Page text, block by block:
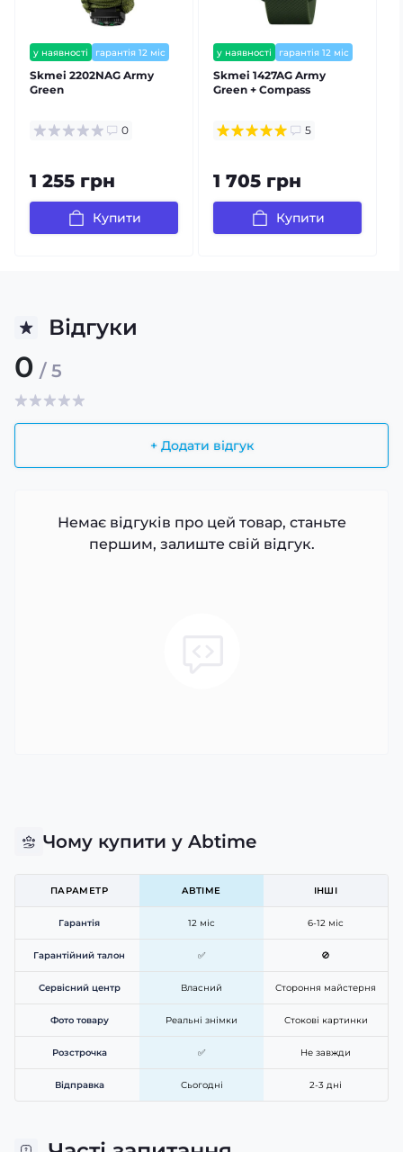
у наявності гарантія 12 міс
Skmei 2202NAG Army
Green
0
1 255 грн
Купити
у наявності гарантія 12 міс
Skmei 1427AG Army
Green + Compass
5
1 705 грн
Купити
Відгуки
0 / 5
+ Додати відгук
Немає відгуків про цей товар, станьте
першим, залиште свій відгук.
Чому купити у Abtime
ПАРАМЕТР ABTIME ІНШІ
Гарантія 12 міс 6-12 міс
Гарантійний талон ✅ 🚫
Сервісний центр Власний Стороння майстерня
Фото товару Реальні знімки Стокові картинки
Розстрочка ✅ Не завжди
Відправка Сьогодні 2-3 дні